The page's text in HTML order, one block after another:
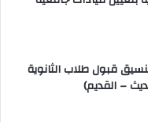
قبول طلاب الثانوية
– القديم)